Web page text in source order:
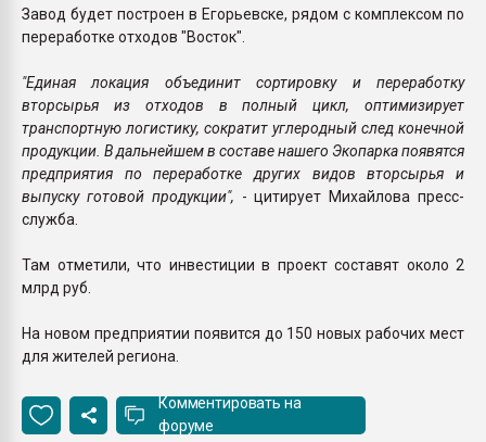
Завод будет построен в Егорьевске, рядом с комплексом по
переработке отходов "Восток".
"Единая локация объединит сортировку и переработку
вторсырья из отходов в полный цикл, оптимизирует
транспортную логистику, сократит углеродный след конечной
продукции. В дальнейшем в составе нашего Экопарка появятся
предприятия по переработке других видов вторсырья и
выпуску готовой продукции", - цитирует Михайлова пресс-
служба.
Там отметили, что инвестиции в проект составят около 2
млрд руб.
На новом предприятии появится до 150 новых рабочих мест
для жителей региона.
Комментировать на
форуме